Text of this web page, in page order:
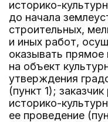
историко-
до начала
строительных,
и иных работ,
оказывать прямое
на объект
утверждения
(пункт 1);
историко-
ее проведение